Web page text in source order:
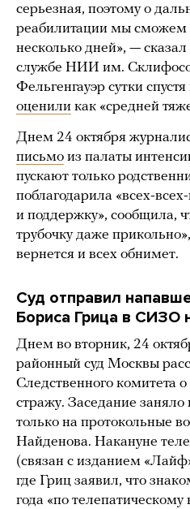
серьезная, поэтому о
реабилитации мы сможем
несколько дней», —
службе НИИ им.
Фельгенгауэр сутки
оценили как «средней
Днем 24 октября
письмо из палаты
пускают только
поблагодарила «всех-
и поддержку», сообщила,
трубочку даже
вернется и всех обнимет.
Суд отправил
Бориса Грица в СИЗО
Днем во вторник, 24
районный суд Москвы
Следственного комитета
стражу. Заседание заняло
только на протокольные
Найденова. Накануне
(связан с изданием
где Гриц заявил, что
года «по телепатическому